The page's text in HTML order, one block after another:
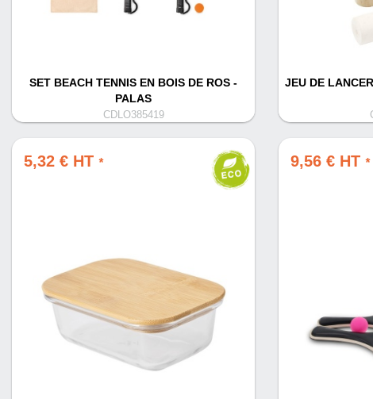
SET BEACH TENNIS EN BOIS DE ROS -
PALAS
CDLO385419
JEU DE
5,32 € HT * 9,56 € HT *